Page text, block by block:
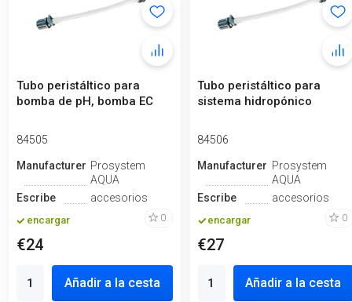
Tubo peristáltico para
bomba de pH, bomba EC
84505
ManufactureroProsystem
AQUA
Escribe
accesorios
encargar 0
€24
Añadir a la cesta
Tubo peristáltico para
sistema hidropónico
84506
ManufactureroProsystem
AQUA
Escribe
accesorios
encargar 0
€27
Añadir a la cesta